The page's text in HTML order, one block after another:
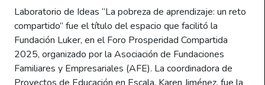
Laboratorio de Ideas “La pobreza de aprendizaje: un reto
compartido” fue el título del espacio que facilitó la
Fundación Luker, en el Foro Prosperidad Compartida
2025, organizado por la Asociación de Fundaciones
Familiares y Empresariales (AFE). La coordinadora de